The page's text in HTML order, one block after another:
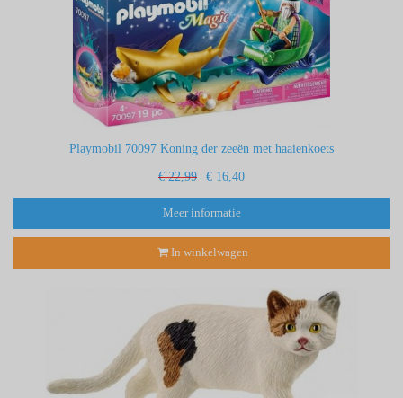
Playmobil 70097 Koning der zeeën met haaienkoets
€ 22,99 € 16,40
Meer informatie
In winkelwagen